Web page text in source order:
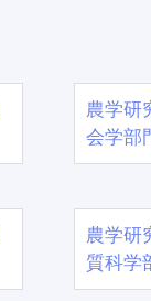
農学
会学部
農学
質科学